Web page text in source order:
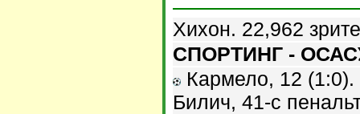
Хихон. 22,962
СПОРТИНГ -
Кармело, 12
Билич, 41-с